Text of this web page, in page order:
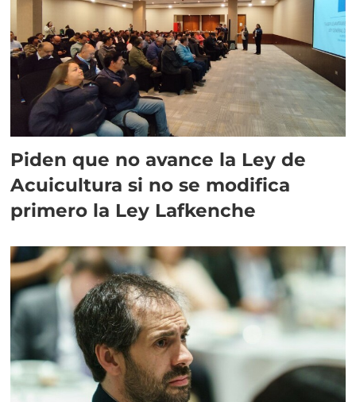
Piden que no avance la Ley de
Acuicultura si no se modifica
primero la Ley Lafkenche